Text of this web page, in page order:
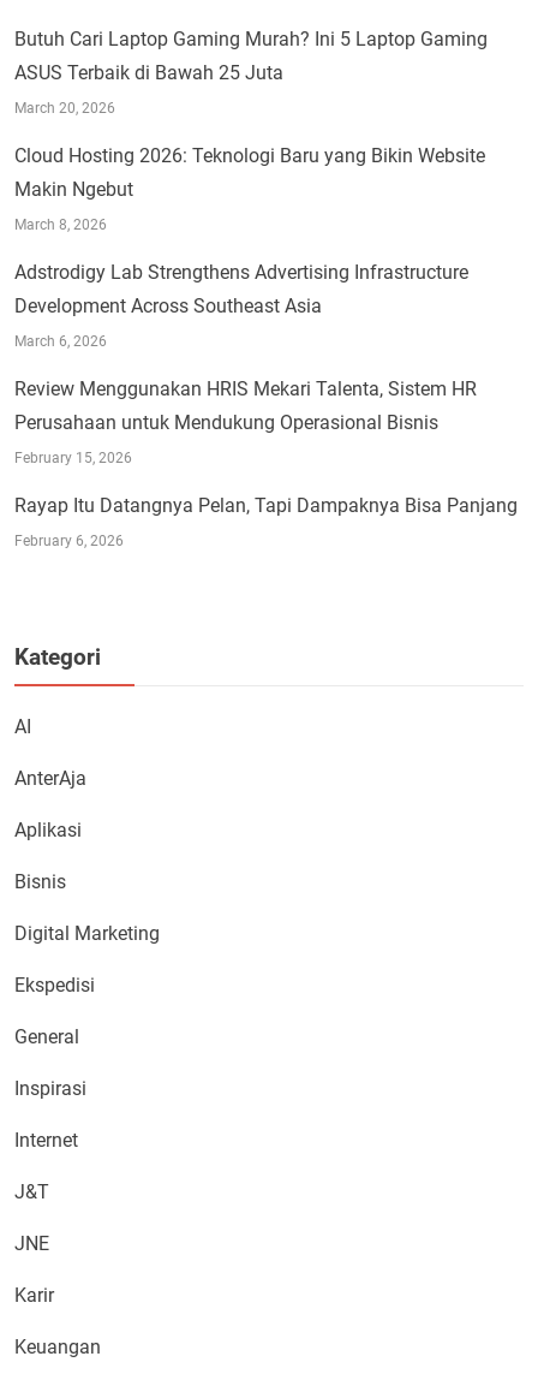
Butuh Cari Laptop Gaming Murah? Ini 5 Laptop Gaming
ASUS Terbaik di Bawah 25 Juta
March 20, 2026
Cloud Hosting 2026: Teknologi Baru yang Bikin Website
Makin Ngebut
March 8, 2026
Adstrodigy Lab Strengthens Advertising Infrastructure
Development Across Southeast Asia
March 6, 2026
Review Menggunakan HRIS Mekari Talenta, Sistem HR
Perusahaan untuk Mendukung Operasional Bisnis
February 15, 2026
Rayap Itu Datangnya Pelan, Tapi Dampaknya Bisa Panjang
February 6, 2026
Kategori
AI
AnterAja
Aplikasi
Bisnis
Digital Marketing
Ekspedisi
General
Inspirasi
Internet
J&T
JNE
Karir
Keuangan